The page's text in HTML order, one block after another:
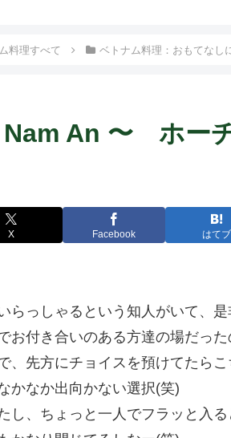
料理すべて ベトナム料理：おもてなし
Nam An 〜 ホー
X Facebook はてブ
らっしゃるという知人がいて、
お付き合いのある方達の場だっ
、先方にチョイスを預けてたらこ
かなか出向かない選択(笑)
し、ちょっと一人でフラッと入る